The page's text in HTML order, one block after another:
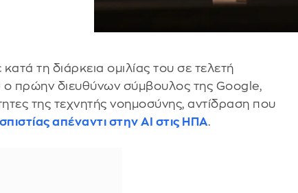
τη διάρκεια ομιλίας του σε τελετή
πρώην διευθύνων σύμβουλος της Google,
της τεχνητής νοημοσύνης, αντίδραση που
απέναντι στην AI στις ΗΠΑ.